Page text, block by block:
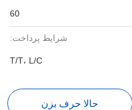
60
شرایط پرداخت:
T/T، L/C
حالا حرف بزن